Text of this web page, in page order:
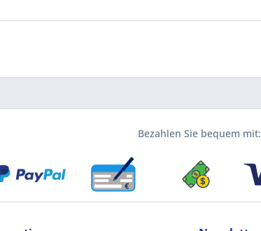
Bezahlen Sie bequem mit: